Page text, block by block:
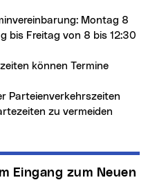
Montag 8
bis Freitag von 8 bis 12:30
können Termine
Parteienverkehrszeiten
zu vermeiden